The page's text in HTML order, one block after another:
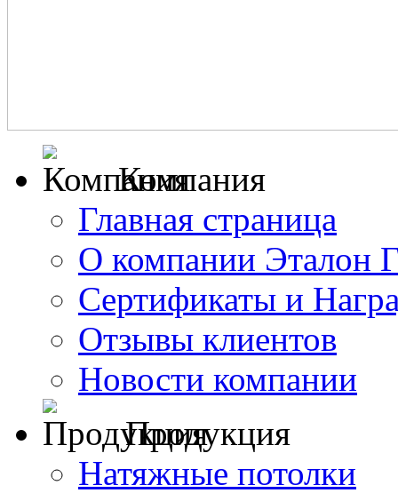
Компания
Главная страница
О компании Эталон
Сертификаты и
Отзывы клиентов
Новости компании
Продукция
Натяжные потолки